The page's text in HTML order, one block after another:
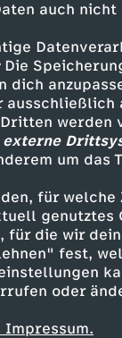
auch
Die
dich
werden
externe
um das
für
genutztes
für die wir
fest,
oder
Impressum.
16 Min.
Was